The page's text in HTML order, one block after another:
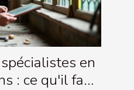
en
: ce qu'il faut